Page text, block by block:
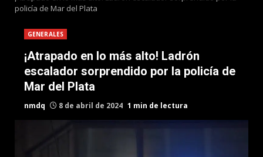
policía de Mar del Plata
GENERALES
¡Atrapado en lo más alto! Ladrón
escalador sorprendido por la policía de
Mar del Plata
nmdq 8 de abril de 2024 1 min de lectura